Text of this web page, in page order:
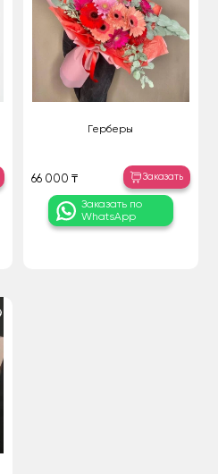
Герберы
66 000 ₸ Заказать
Заказать по
WhatsApp